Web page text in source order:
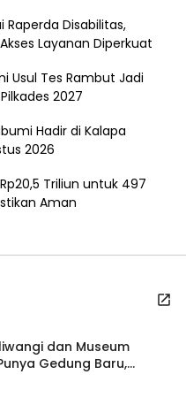
Raperda Disabilitas,
Layanan Diperkuat
Usul Tes Rambut Jadi
2027
Hadir di Kalapa
2026
Triliun untuk 497
Aman
dan Museum
Gedung Baru,
Dipisahkan